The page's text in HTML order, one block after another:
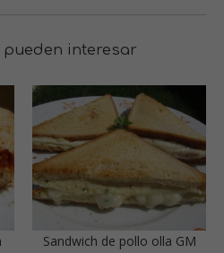
interesar
Sandwich de pollo olla GM